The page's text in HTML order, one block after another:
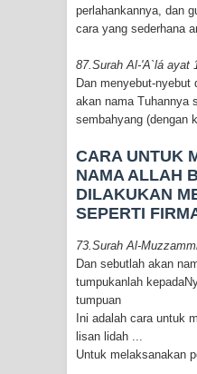
perlahankannya, dan
cara yang sederhana
87.Surah Al-'A`lá ayat
Dan menyebut-nyebut
akan nama Tuhannya
sembahyang (dengan
CARA UNTUK
NAMA ALLAH
DILAKUKAN
SEPERTI
73.Surah Al-
Dan sebutlah akan
tumpukanlah
tumpuan
Ini adalah cara untuk
lisan lidah ...
Untuk melaksanakan